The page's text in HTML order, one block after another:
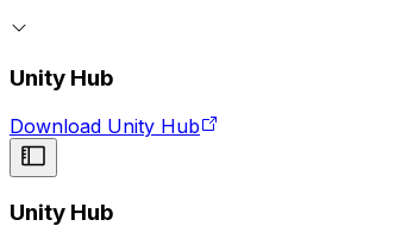
Unity Hub
Download Unity Hub
Unity Hub